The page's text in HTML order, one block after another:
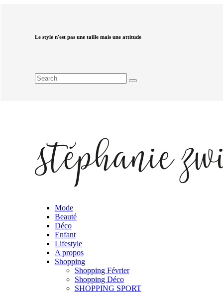
Le style n'est pas une taille mais une attitude
Mode
Beauté
Déco
Enfant
Lifestyle
A propos
Shopping
Shopping Février
Shopping Déco
SHOPPING SPORT